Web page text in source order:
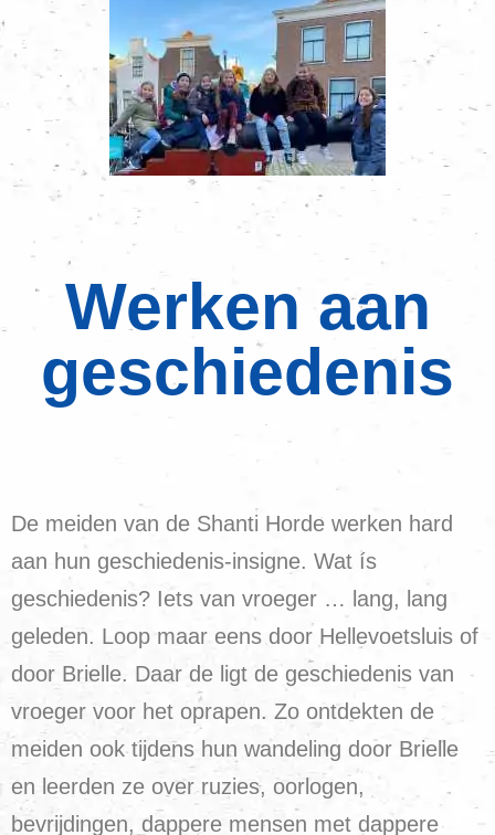
Werken aan
geschiedenis
De meiden van de Shanti Horde werken hard
aan hun geschiedenis-insigne. Wat ís
geschiedenis? Iets van vroeger … lang, lang
geleden. Loop maar eens door Hellevoetsluis of
door Brielle. Daar de ligt de geschiedenis van
vroeger voor het oprapen. Zo ontdekten de
meiden ook tijdens hun wandeling door Brielle
en leerden ze over ruzies, oorlogen,
bevrijdingen, dappere mensen met dappere